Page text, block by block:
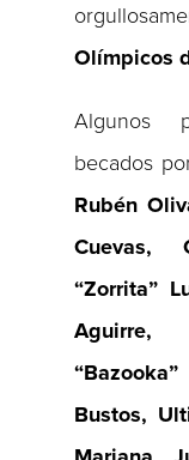
Olímpicos
Algunos
becados
Rubén
Cuevas,
“Zorrita”
Aguirre,
Bustos,